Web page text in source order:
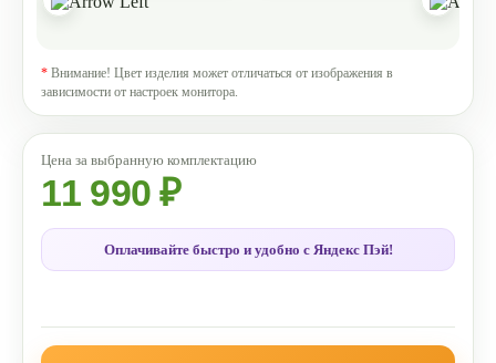
* Внимание! Цвет изделия может отличаться от изображения в
зависимости от настроек монитора.
11 990 ₽
Оплачивайте быстро и удобно с Яндекс Пэй!